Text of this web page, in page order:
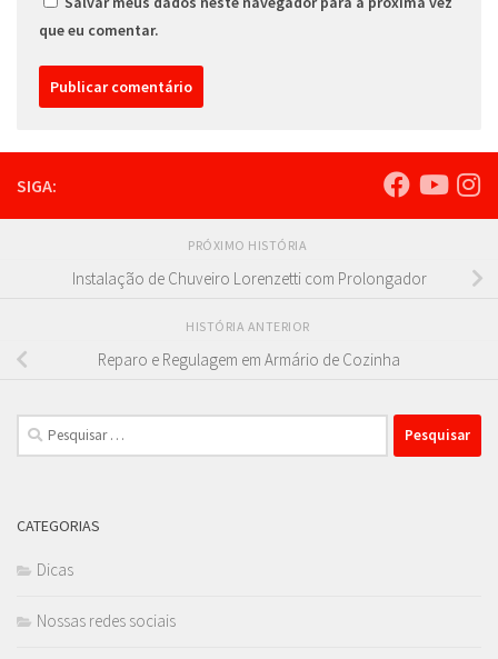
que eu comentar.
SIGA:
PRÓXIMO HISTÓRIA
Instalação de Chuveiro Lorenzetti com Prolongador
HISTÓRIA ANTERIOR
Reparo e Regulagem em Armário de Cozinha
Pesquisar
por:
CATEGORIAS
Dicas
Nossas redes sociais